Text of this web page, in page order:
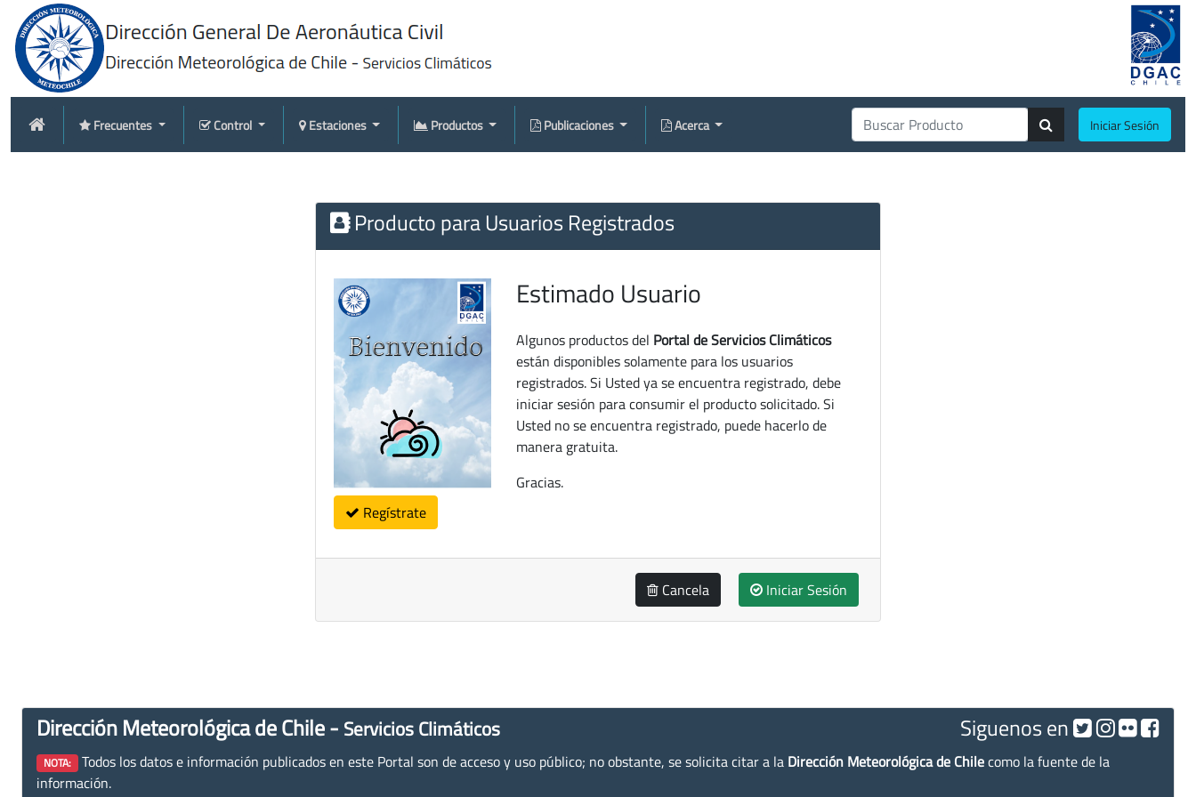
Frecuentes Control Estaciones Productos Publicaciones Acerca Iniciar Sesión
Producto para Usuarios Registrados
Regístrate
Estimado Usuario
Algunos productos del Portal de Servicios Climáticos
están disponibles solamente para los usuarios
registrados. Si Usted ya se encuentra registrado, debe
iniciar sesión para consumir el producto solicitado. Si
Usted no se encuentra registrado, puede hacerlo de
manera gratuita.
Gracias.
Cancela Iniciar Sesión
Dirección Meteorológica de Chile - Servicios Climáticos Siguenos en
NOTA: Todos los datos e información publicados en este Portal son de acceso y uso público; no obstante, se solicita citar a la Dirección Meteorológica de Chilecomo la fuente de la
información.